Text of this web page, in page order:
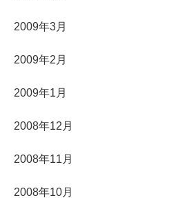
2009年3月
2009年2月
2009年1月
2008年12月
2008年11月
2008年10月